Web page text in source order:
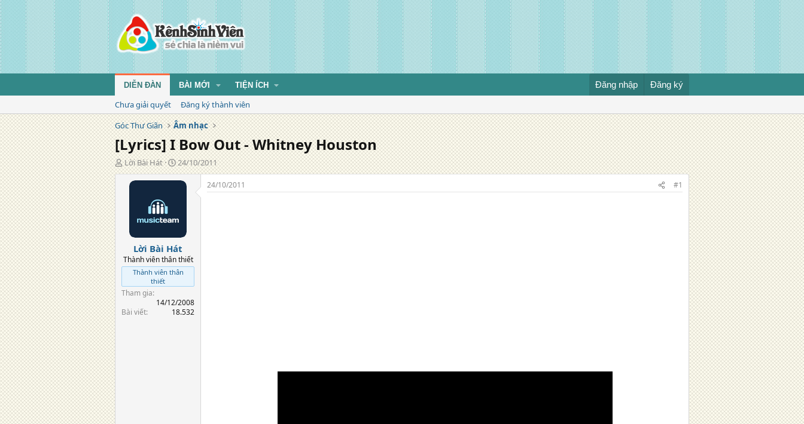
DIỄN ĐÀN BÀI MỚI TIỆN ÍCH Đăng nhập Đăng ký
Chưa giải quyết
Đăng ký thành viên
Góc Thư Giãn
Âm nhạc
[Lyrics] I Bow Out - Whitney Houston
T
á
Lời Bài Hát
N
g
à
n
g
24/10/2011
Lời Bài Hát
Thành viên thân thiết
Thành viên thân
thiết
Tham gia
14/12/2008
Bài viết
18.532
24/10/2011 #1